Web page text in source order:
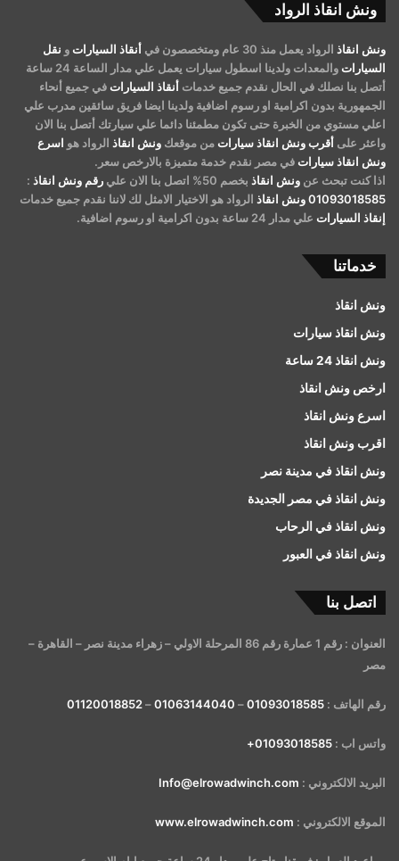
ونش انقاذ الرواد
ونش انقاذ الرواد يعمل منذ 30 عام ومتخصصون في أنقاذ السيارات و نقل
السيارات
والمعدات ولدينا اسطول سيارات يعمل علي مدار الساعة 24 ساعة
أتصل بنا نصلك في الحال نقدم جميع خدمات أنقاذ السيارات في جميع أنحاء
الجمهورية بدون اكرامية او رسوم اضافية ولدينا ايضا فريق سائقين مدرب علي
اعلي مستوي من الخبرة حتى تكون مطمئنا دائما علي سيارتك أتصل بنا الان
واعثر على أقرب ونش انقاذ سيارات من موقعك ونش انقاذ الرواد هو اسرع
ونش انقاذ سيارات في مصر نقدم خدمة متميزة بالارخص سعر.
اذا كنت تبحث عن ونش انقاذ بخصم 50% اتصل بنا الان علي رقم ونش انقاذ :
01093018585ونش انقاذ الرواد هو الاختيار الامثل لك لاننا نقدم جميع خدمات
إنقاذ السيارات علي مدار 24 ساعة بدون اكرامية او رسوم اضافية.
خدماتنا
ونش انقاذ
ونش انقاذ سيارات
ونش انقاذ 24 ساعة
ارخص ونش انقاذ
اسرع ونش انقاذ
اقرب ونش انقاذ
ونش انقاذ في مدينة نصر
ونش انقاذ في مصر الجديدة
ونش انقاذ في الرحاب
ونش انقاذ في العبور
اتصل بنا
العنوان : رقم 1 عمارة رقم 86 المرحلة الاولي – زهراء مدينة نصر – القاهرة –
مصر
رقم الهاتف : 01093018585
–
01063144040
–
01120018852
واتس اب : 01093018585+
البريد الالكتروني : Info@elrowadwinch.com
الموقع الالكتروني : www.elrowadwinch.com